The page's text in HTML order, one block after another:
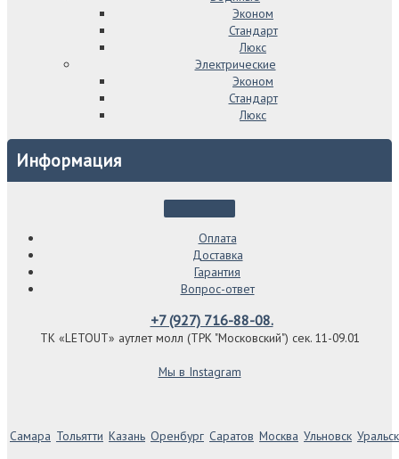
Эконом
Стандарт
Люкс
Электрические
Эконом
Стандарт
Люкс
Информация
Оплата
Доставка
Гарантия
Вопрос-ответ
+7 (927) 716-88-08.
ТК «LETOUT» аутлет молл (ТРК "Московский") сек. 11-09.01
Мы в Instagram
Самара Тольятти Казань Оренбург Саратов Москва Ульновск Уральск